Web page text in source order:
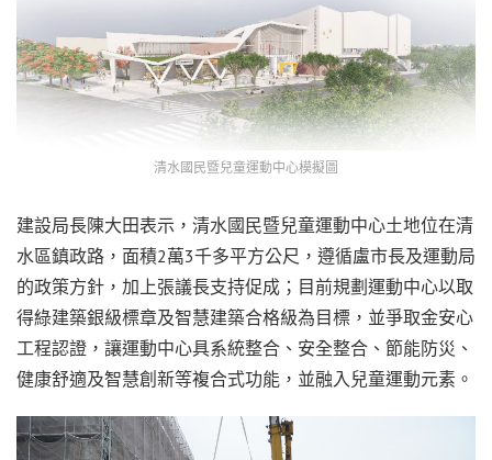
清水國民暨兒童運動中心模擬圖
建設局長陳大田表示，清水國民暨兒童運動中心土地位在清
水區鎮政路，面積2萬3千多平方公尺，遵循盧市長及運動局
的政策方針，加上張議長支持促成；目前規劃運動中心以取
得綠建築銀級標章及智慧建築合格級為目標，並爭取金安心
工程認證，讓運動中心具系統整合、安全整合、節能防災、
健康舒適及智慧創新等複合式功能，並融入兒童運動元素。